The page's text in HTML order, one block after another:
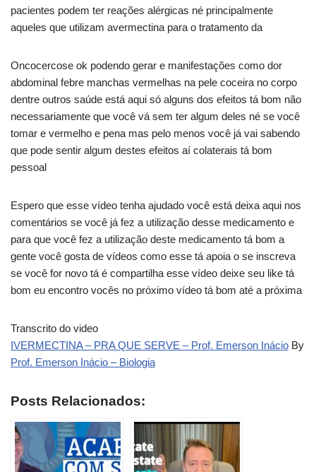
pacientes podem ter reações alérgicas né principalmente
aqueles que utilizam avermectina para o tratamento da
Oncocercose ok podendo gerar e manifestações como dor
abdominal febre manchas vermelhas na pele coceira no corpo
dentre outros saúde está aqui só alguns dos efeitos tá bom não
necessariamente que você vá sem ter algum deles né se você
tomar e vermelho e pena mas pelo menos você já vai sabendo
que pode sentir algum destes efeitos aí colaterais tá bom
pessoal
Espero que esse vídeo tenha ajudado você está deixa aqui nos
comentários se você já fez a utilização desse medicamento e
para que você fez a utilização deste medicamento tá bom a
gente você gosta de vídeos como esse tá apoia o se inscreva
se você for novo tá é compartilha esse vídeo deixe seu like tá
bom eu encontro vocês no próximo vídeo tá bom até a próxima
Transcrito do video
IVERMECTINA – PRA QUE SERVE – Prof. Emerson Inácio By
Prof. Emerson Inácio – Biologia
Posts Relacionados: